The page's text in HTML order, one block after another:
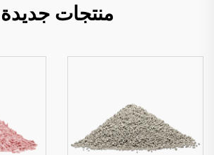
منتجات جديدة